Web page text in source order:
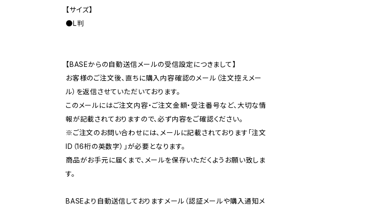
【サイズ】
●L判
【BASEからの自動送信メールの受信設定につきまして】
お客様のご注文後、直ちに購入内容確認のメール（注文控えメー
ル）を返信させていただいております。
このメールにはご注文内容・ご注文金額・受注番号など、大切な情
報が記載されておりますので、必ず内容をご確認ください。
※ご注文のお問い合わせには、メールに記載されております「注文
ID（16桁の英数字）」が必要となります。
商品がお手元に届くまで、メールを保存いただくようお願い致しま
す。
BASEより自動送信しておりますメール（認証メールや購入通知メ